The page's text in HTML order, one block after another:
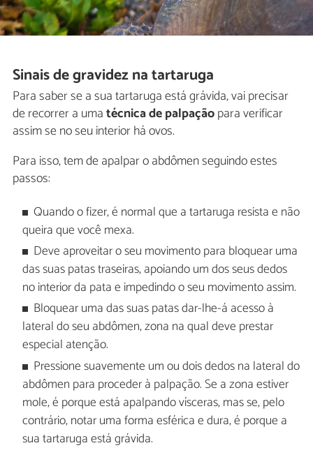
Sinais de gravidez na tartaruga
Para saber se a sua tartaruga está grávida, vai precisar
de recorrer a umatécnica de palpaçãopara verificar
assim se no seu interior há ovos.
Para isso, tem de apalpar o abdômen seguindo estes
passos:
Quando o fizer, é normal que a tartaruga resista e não
queira que você mexa.
Deve aproveitar o seu movimento para bloquear uma
das suas patas traseiras, apoiando um dos seus dedos
no interior da pata e impedindo o seu movimento assim.
Bloquear uma das suas patas dar-lhe-á acesso à
lateral do seu abdômen, zona na qual deve prestar
especial atenção.
Pressione suavemente um ou dois dedos na lateral do
abdômen para proceder à palpação. Se a zona estiver
mole, é porque está apalpando vísceras, mas se, pelo
contrário, notar uma forma esférica e dura, é porque a
sua tartaruga está grávida.